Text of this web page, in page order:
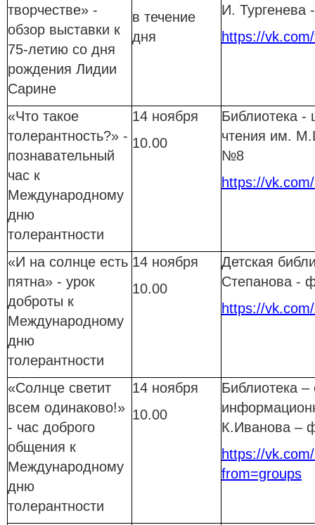
творчестве» -
обзор выставки к
75-летию со дня
рождения Лидии
Сарине
в течение
дня
И.
https://
«Что такое
толерантность?» -
познавательный
час к
Международному
дню
толерантности
14 ноября
10.00
Библиотека -
чтения им.
№8
https://
«И на солнце есть
пятна» - урок
доброты к
Международному
дню
толерантности
14 ноября
10.00
Детская
Степанова -
https://
«Солнце светит
всем одинаково!»
- час доброго
общения к
Международному
дню
толерантности
14 ноября
10.00
Библиотека –
К.Иванова –
https://
from=groups